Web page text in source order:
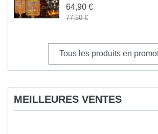
64,90 €
77,50 €
Tous les produits en
MEILLEURES VENTES